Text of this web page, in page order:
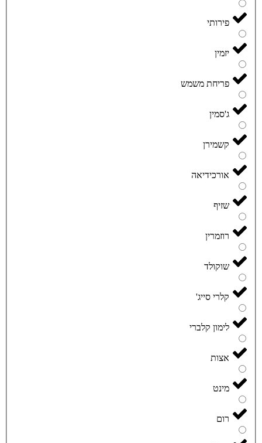
פירותי
יזמין
פריחת משמש
ג'סמין
קשמירן
אורכידיאה
שזיף
רוזמרין
שוקולד
קלרי סייג'
לימון קלברי
אצות
מינט
רום